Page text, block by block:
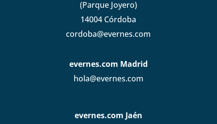
(Parque Joyero)
14004 Córdoba
cordoba@evernes.com
evernes.com Madrid
hola@evernes.com
evernes.com Jaén